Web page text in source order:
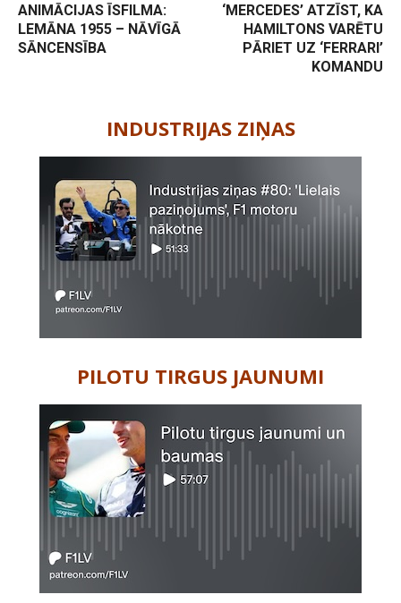
ANIMĀCIJAS ĪSFILMA:
LEMĀNA 1955 – NĀVĪGĀ
SĀNCENSĪBA
‘MERCEDES’ ATZĪST, KA
HAMILTONS VARĒTU
PĀRIET UZ ‘FERRARI’
KOMANDU
INDUSTRIJAS ZIŅAS
PILOTU TIRGUS JAUNUMI